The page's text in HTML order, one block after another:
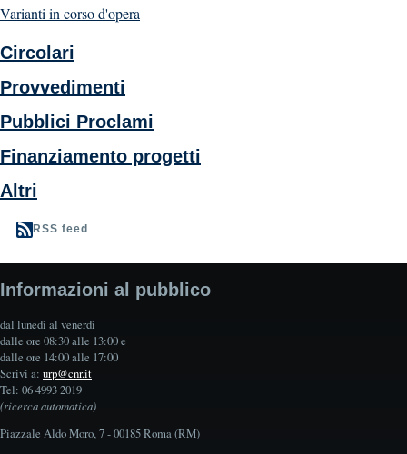
Varianti in corso d'opera
Circolari
Provvedimenti
Pubblici Proclami
Finanziamento progetti
Altri
RSS feed
Informazioni al pubblico
dal lunedì al venerdì
dalle ore 08:30 alle 13:00 e
dalle ore 14:00 alle 17:00
Scrivi a: urp@cnr.it
Tel: 06 4993 2019
(ricerca automatica)
Piazzale Aldo Moro, 7 - 00185 Roma (RM)